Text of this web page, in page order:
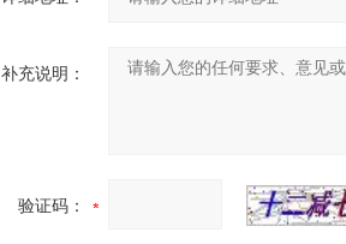
补充说明：
验证码：